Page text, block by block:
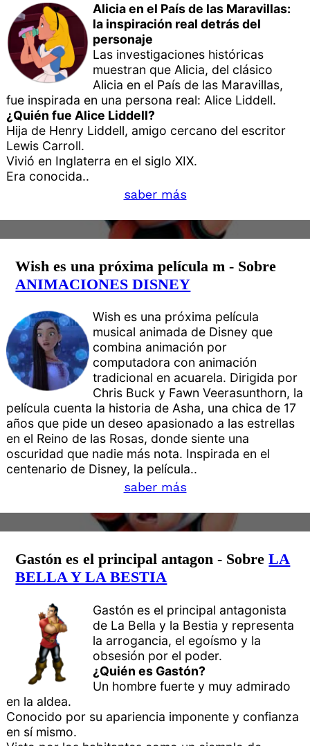
Alicia en el País de las Maravillas:
la inspiración real detrás del
personaje
Las investigaciones históricas
muestran que Alicia, del clásico
Alicia en el País de las Maravillas,
fue inspirada en una persona real: Alice Liddell.
¿Quién fue Alice Liddell?
Hija de Henry Liddell, amigo cercano del escritor
Lewis Carroll.
Vivió en Inglaterra en el siglo XIX.
Era conocida..
saber más
Wish es una próxima película m - Sobre
ANIMACIONES DISNEY
Wish es una próxima película
musical animada de Disney que
combina animación por
computadora con animación
tradicional en acuarela. Dirigida por
Chris Buck y Fawn Veerasunthorn, la
película cuenta la historia de Asha, una chica de 17
años que pide un deseo apasionado a las estrellas
en el Reino de las Rosas, donde siente una
oscuridad que nadie más nota. Inspirada en el
centenario de Disney, la película..
saber más
Gastón es el principal antagon - SobreLA
BELLA Y LA BESTIA
Gastón es el principal antagonista
de La Bella y la Bestia y representa
la arrogancia, el egoísmo y la
obsesión por el poder.
¿Quién es Gastón?
Un hombre fuerte y muy admirado
en la aldea.
Conocido por su apariencia imponente y confianza
en sí mismo.